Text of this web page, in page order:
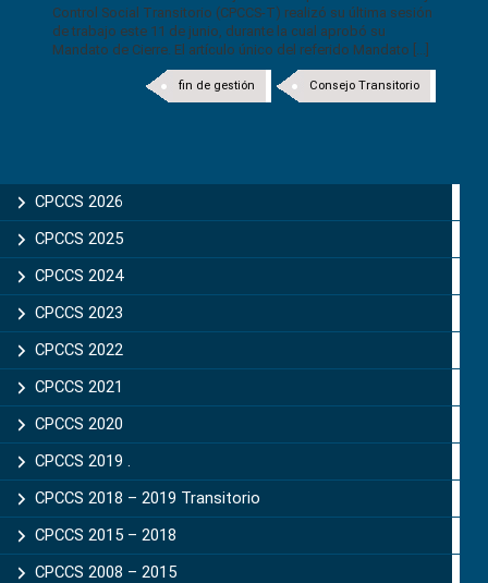
Control Social Transitorio (CPCCS-T) realizó su última sesión
de trabajo este 11 de junio, durante la cual aprobó su
Mandato de Cierre. El artículo único del referido Mandato [...]
Consejo Transitorio
fin de gestión
CPCCS 2026
CPCCS 2025
CPCCS 2024
CPCCS 2023
CPCCS 2022
CPCCS 2021
CPCCS 2020
CPCCS 2019 .
CPCCS 2018 – 2019 Transitorio
CPCCS 2015 – 2018
CPCCS 2008 – 2015